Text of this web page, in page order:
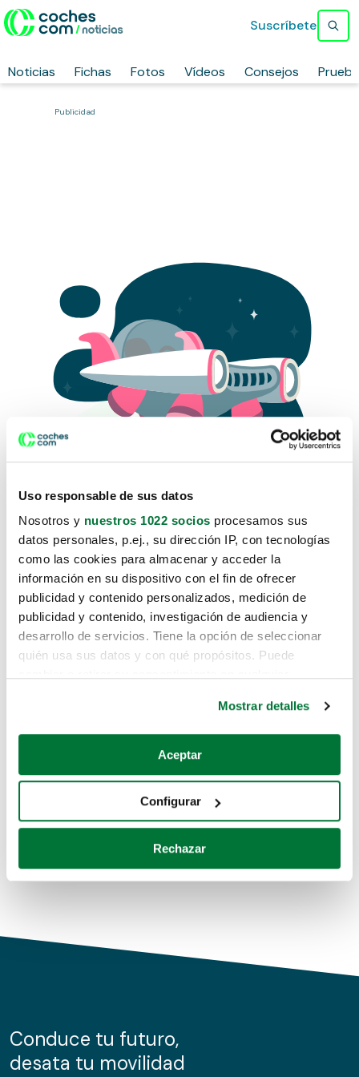
Uso responsable de sus datos
Nosotros y nuestros 1022 socios procesamos sus
datos personales, p.ej., su dirección IP, con tecnologías
como las cookies para almacenar y acceder la
información en su dispositivo con el fin de ofrecer
publicidad y contenido personalizados, medición de
publicidad y contenido, investigación de audiencia y
desarrollo de servicios. Tiene la opción de seleccionar
quién usa sus datos y con qué propósitos. Puede
Si lo permite, también quisiéramos:
Recopilar información sobre su ubicación geográfica
Identificar su dispositivo analizándolo activamente
para buscar características específicas (huellas
Obtenga más información sobre cómo se procesan sus
de cookies.
información sobre el uso que haga del sitio web con
nuestros partners de redes sociales, publicidad y análisis
Mostrar detalles
Aceptar
Configurar
Rechazar
Noticias Fichas Fotos Vídeos Consejos
Suscríbete
Publicidad
Lo sentimos, no sabemos como
te hemos traido hasta aquí.
Pero puedes encontrar el coche que estás
buscando en alguno de estos enlaces:
Coches de segunda mano
Coches de km0
Conduce tu futuro,
desata tu movilidad